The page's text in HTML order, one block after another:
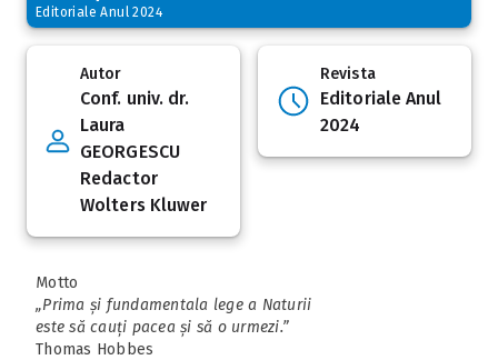
Editoriale Anul 2024
Autor
Conf. univ. dr.
Laura
GEORGESCU
Redactor
Wolters Kluwer
Revista
Editoriale Anul
2024
Motto
„Prima și fundamentala lege a Naturii
este să cauți pacea și să o urmezi.”
Thomas Hobbes